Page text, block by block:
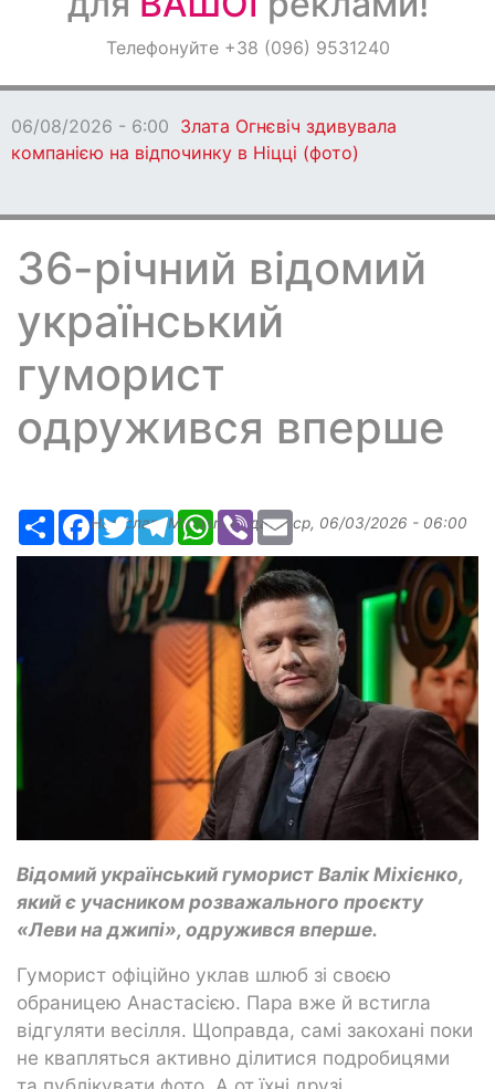
ОголошенняТелефонуйте +38 (096) 9531240
06/08/2026 - 6:00 Злата Огнєвіч здивувала
компанією на відпочинку в Ніцці (фото)
36-річний відомий
український
гуморист
одружився вперше
РесурсFacebook
TwitterTelegramWhatsApp
ViberEmail
Надіслав:Margarita, дата: ср, 06/03/2026 - 06:00
Відомий український гуморист Валік Міхієнко,
який є учасником розважального проєкту
«Леви на джипі», одружився вперше.
Гуморист офіційно уклав шлюб зі своєю
обраницею Анастасією. Пара вже й встигла
відгуляти весілля. Щоправда, самі закохані поки
не квапляться активно ділитися подробицями